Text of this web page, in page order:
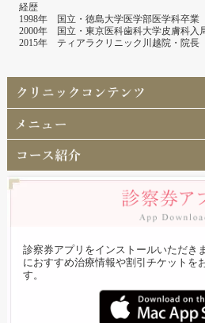
経歴
1998年 国立・徳島大学医学部医学科卒業
2000年 国立・東京医科歯科大学皮膚科入
2015年 ティアラクリニック川越院・院長
診察券アプリをインストールいただき
におすすめ治療情報や割引チケットを
す。